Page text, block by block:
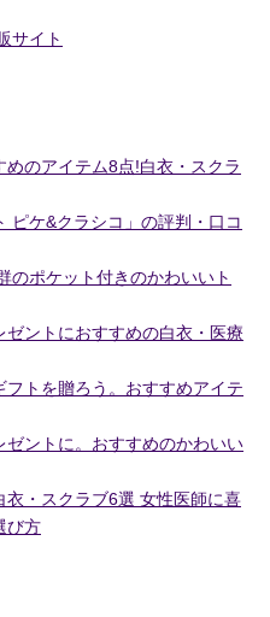
サイト
のアイテム8点!白衣・スクラ
ケ&クラシコ」の評判・口コ
ポケット付きのかわいいト
ントにおすすめの白衣・医療
トを贈ろう。おすすめアイテ
ントに。おすすめのかわいい
・スクラブ6選 女性医師に喜
び方